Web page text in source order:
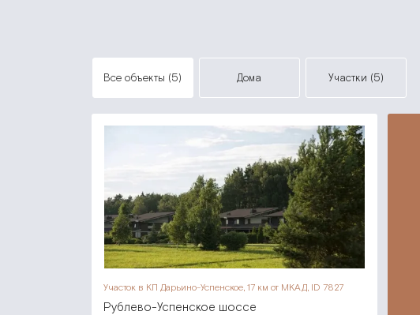
все объекты (5) дома участки (5)
Участок в КП Дарьино-Успенское,17 км от МКАД, ID 7827
Рублево-Успенское шоссе